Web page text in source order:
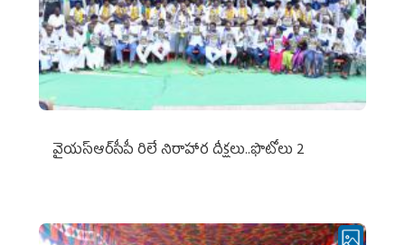
వైయ‌స్ఆర్‌సీపీ రిలే నిరాహార దీక్షలు..ఫొటోలు 2